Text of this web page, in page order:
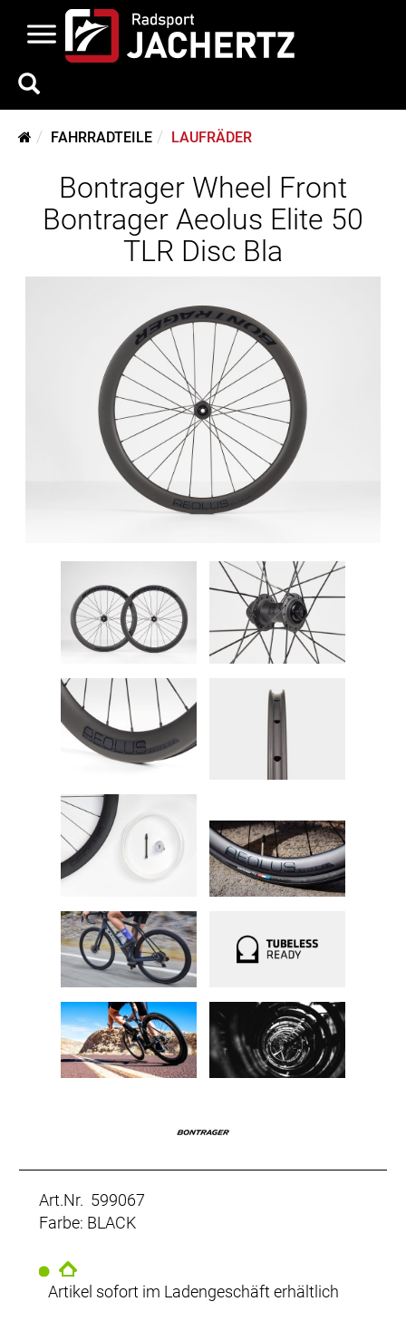
FAHRRADTEILE LAUFRÄDER
Bontrager Wheel Front
Bontrager Aeolus Elite 50
TLR Disc Bla
Art.Nr. 599067
Farbe: BLACK
Artikel sofort im Ladengeschäft erhältlich